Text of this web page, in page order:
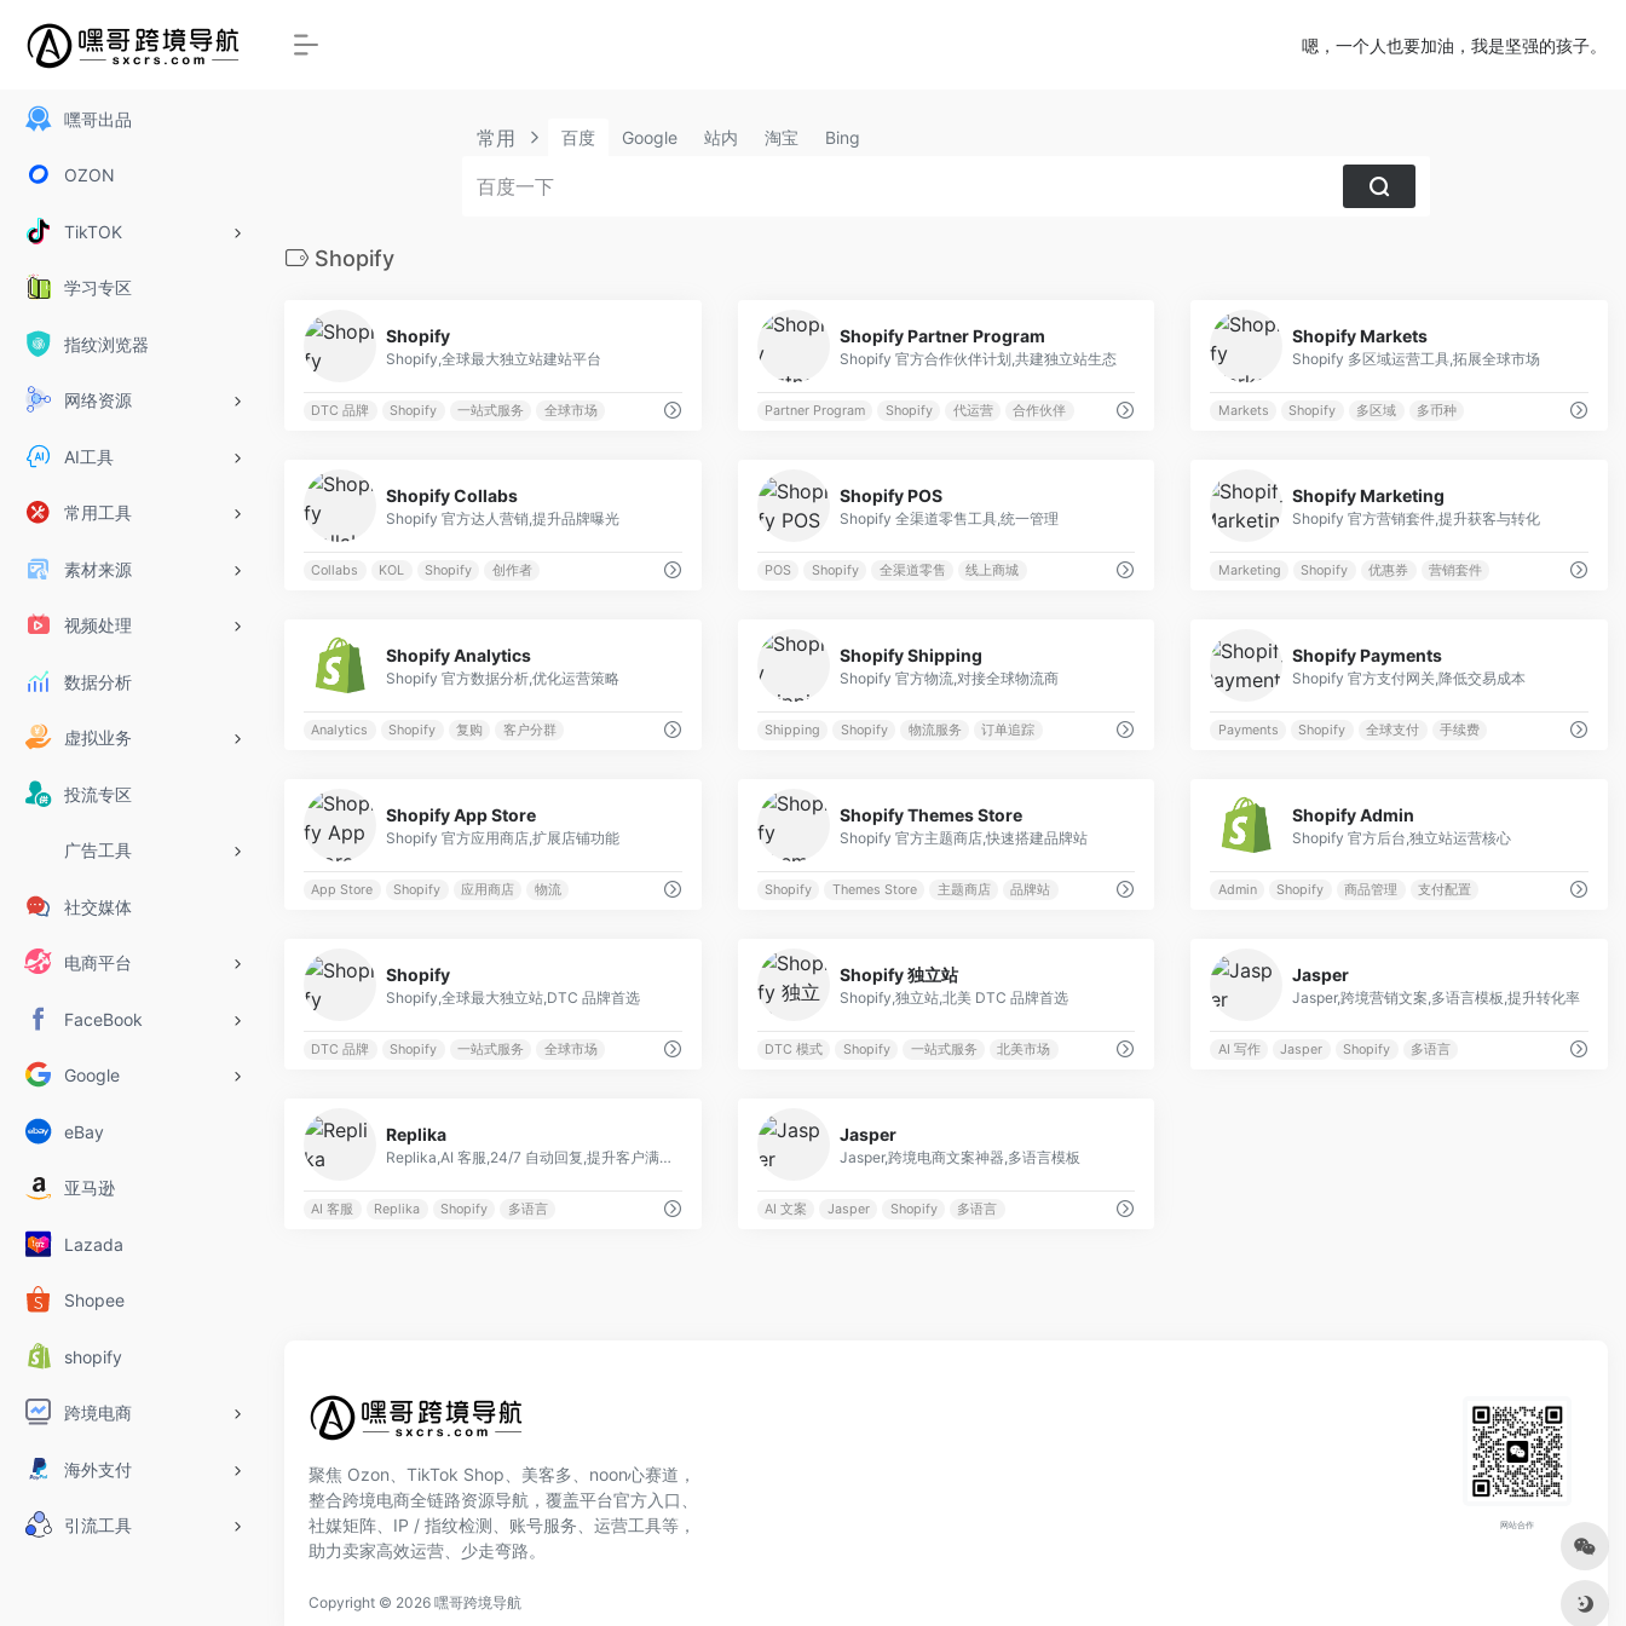
嘿哥出品
OZON
TikTOK
学习专区
指纹浏览器
网络资源
AI工具
常用工具
素材来源
视频处理
数据分析
虚拟业务
投流专区
广告工具
社交媒体
电商平台
FaceBook
Google
eBay
亚马逊
Lazada
Shopee
shopify
跨境电商
海外支付
引流工具
嗯，一个人也要加油，我是坚强的孩子。
常用 百度 Google 站内 淘宝 Bing
Shopify
Shopify
Shopify,全球最大独立站建站平台
DTC 品牌 Shopify 一站式服务 全球市场
Shopify Partner Program
Shopify 官方合作伙伴计划,共建独立站生态
Partner Program Shopify 代运营 合作伙伴
Shopify Markets
Shopify 多区域运营工具,拓展全球市场
Markets Shopify 多区域 多币种
Shopify Collabs
Shopify 官方达人营销,提升品牌曝光
Collabs KOL Shopify 创作者
Shopify POS
Shopify 全渠道零售工具,统一管理
POS Shopify 全渠道零售 线上商城
Shopify Marketing
Shopify 官方营销套件,提升获客与转化
Marketing Shopify 优惠券 营销套件
Shopify Analytics
Shopify 官方数据分析,优化运营策略
Analytics Shopify 复购 客户分群
Shopify Shipping
Shopify 官方物流,对接全球物流商
Shipping Shopify 物流服务 订单追踪
Shopify Payments
Shopify 官方支付网关,降低交易成本
Payments Shopify 全球支付 手续费
Shopify App Store
Shopify 官方应用商店,扩展店铺功能
App Store Shopify 应用商店 物流
Shopify Themes Store
Shopify 官方主题商店,快速搭建品牌站
Shopify Themes Store 主题商店 品牌站
Shopify Admin
Shopify 官方后台,独立站运营核心
Admin Shopify 商品管理 支付配置
Shopify
Shopify,全球最大独立站,DTC 品牌首选
DTC 品牌 Shopify 一站式服务 全球市场
Shopify 独立站
Shopify,独立站,北美 DTC 品牌首选
DTC 模式 Shopify 一站式服务 北美市场
Jasper
Jasper,跨境营销文案,多语言模板,提升转化率
AI 写作 Jasper Shopify 多语言
Replika
Replika,AI 客服,24/7 自动回复,提升客户满意度
AI 客服 Replika Shopify 多语言
Jasper
Jasper,跨境电商文案神器,多语言模板
AI 文案 Jasper Shopify 多语言
聚焦 Ozon、TikTok Shop、美客多、noon心赛道，
整合跨境电商全链路资源导航，覆盖平台官方入口、
社媒矩阵、IP / 指纹检测、账号服务、运营工具等，
助力卖家高效运营、少走弯路。
网站合作
Copyright © 2026 嘿哥跨境导航